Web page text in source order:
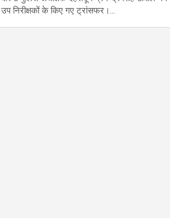
उप निरीक्षकों के किए गए ट्रांसफर।…